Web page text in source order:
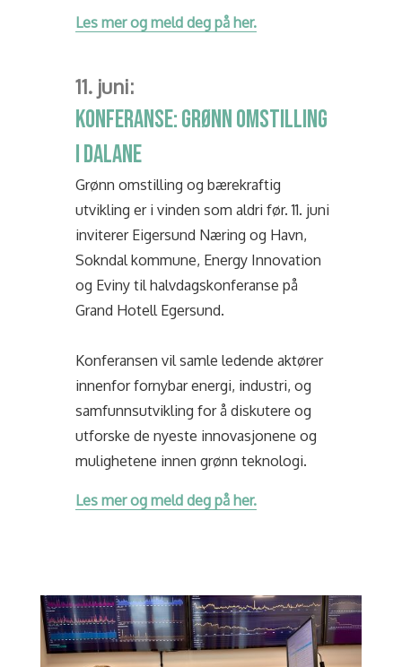
Les mer og meld deg på her.
11. juni:
KONFERANSE: GRØNN OMSTILLING
I DALANE
Grønn omstilling og bærekraftig
utvikling er i vinden som aldri før. 11. juni
inviterer Eigersund Næring og Havn,
Sokndal kommune, Energy Innovation
og Eviny til halvdagskonferanse på
Grand Hotell Egersund.
Konferansen vil samle ledende aktører
innenfor fornybar energi, industri, og
samfunnsutvikling for å diskutere og
utforske de nyeste innovasjonene og
mulighetene innen grønn teknologi.
Les mer og meld deg på her.